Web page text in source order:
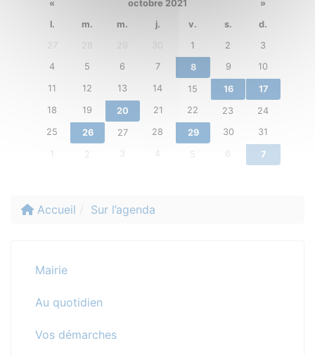
« octobre 2021
»
l.
m. m. j. v. s.
d.
28 30 1 2
3
4
5 6 7 8 9 10
11 12 13 14 15 16
17
18
19 20 21 22 23
24
25
26 27 28 29 30 31
1 2 3 4 5 6 7
Accueil Sur l’agenda
Mairie
Au quotidien
Vos démarches